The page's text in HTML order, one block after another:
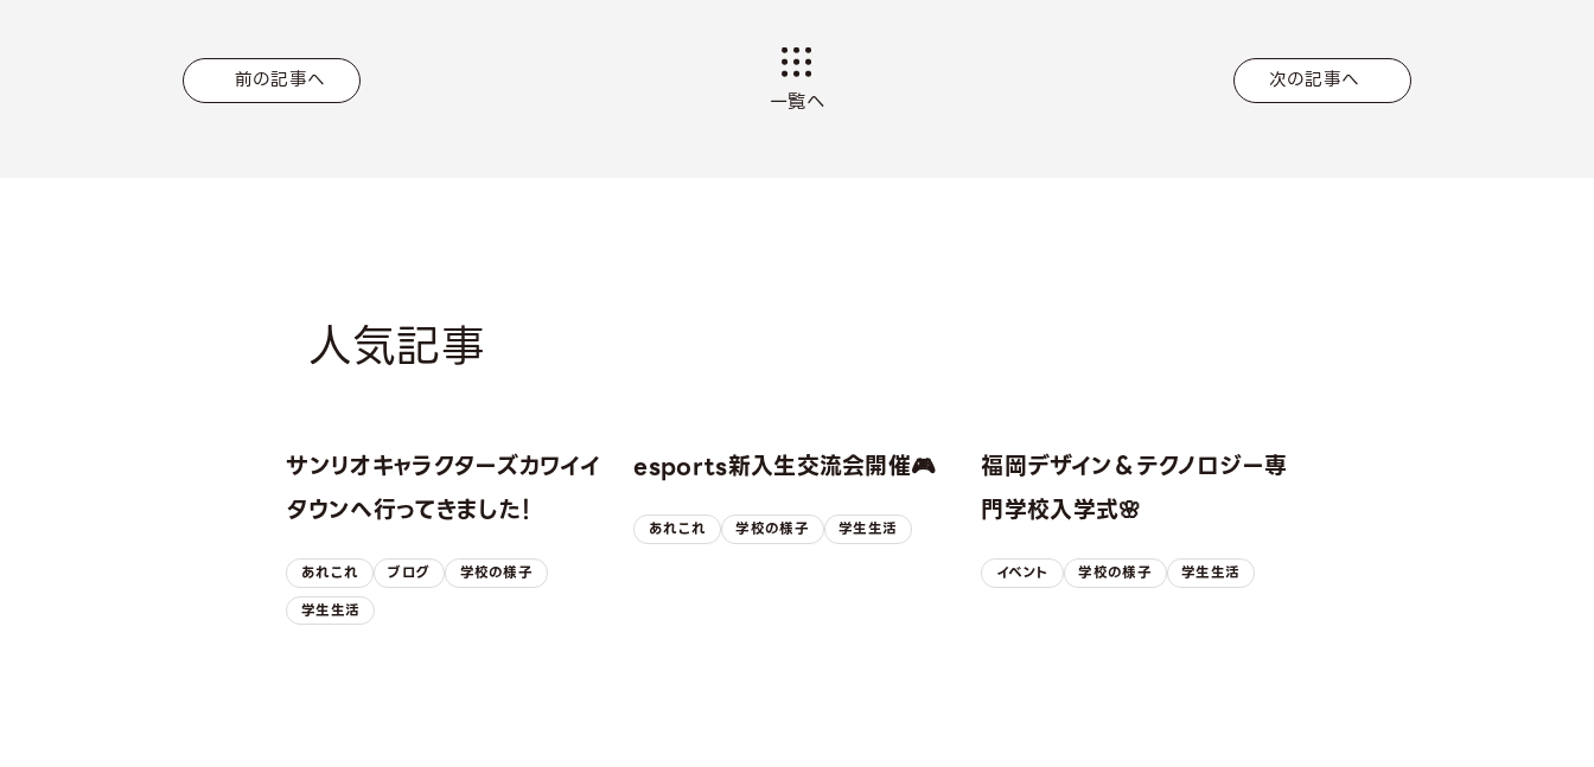
前の記事へ
一覧へ
次の記事へ
人気記事
サンリオキャラクターズカワイイ
タウンへ行ってきました！
あれこれ ブログ
学校の様子
学生生活
esports新入生交流会開催🎮
あれこれ 学校の様子 学生生活
福岡デザイン＆テクノロジー専
門学校入学式🌸
イベント 学校の様子 学生生活